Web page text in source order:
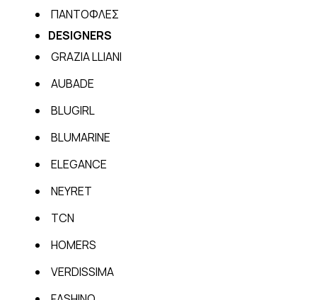
ΠΑΝΤΟΦΛΕΣ
DESIGNERS
GRAZIA LLIANI
AUBADE
BLUGIRL
BLUMARINE
ELEGANCE
NEYRET
TCN
HOMERS
VERDISSIMA